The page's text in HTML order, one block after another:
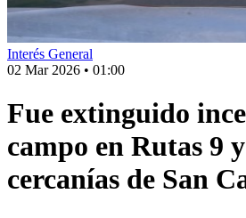
Interés General
02 Mar 2026 • 01:00
Fue extinguido
campo en Rutas 9
cercanías de San